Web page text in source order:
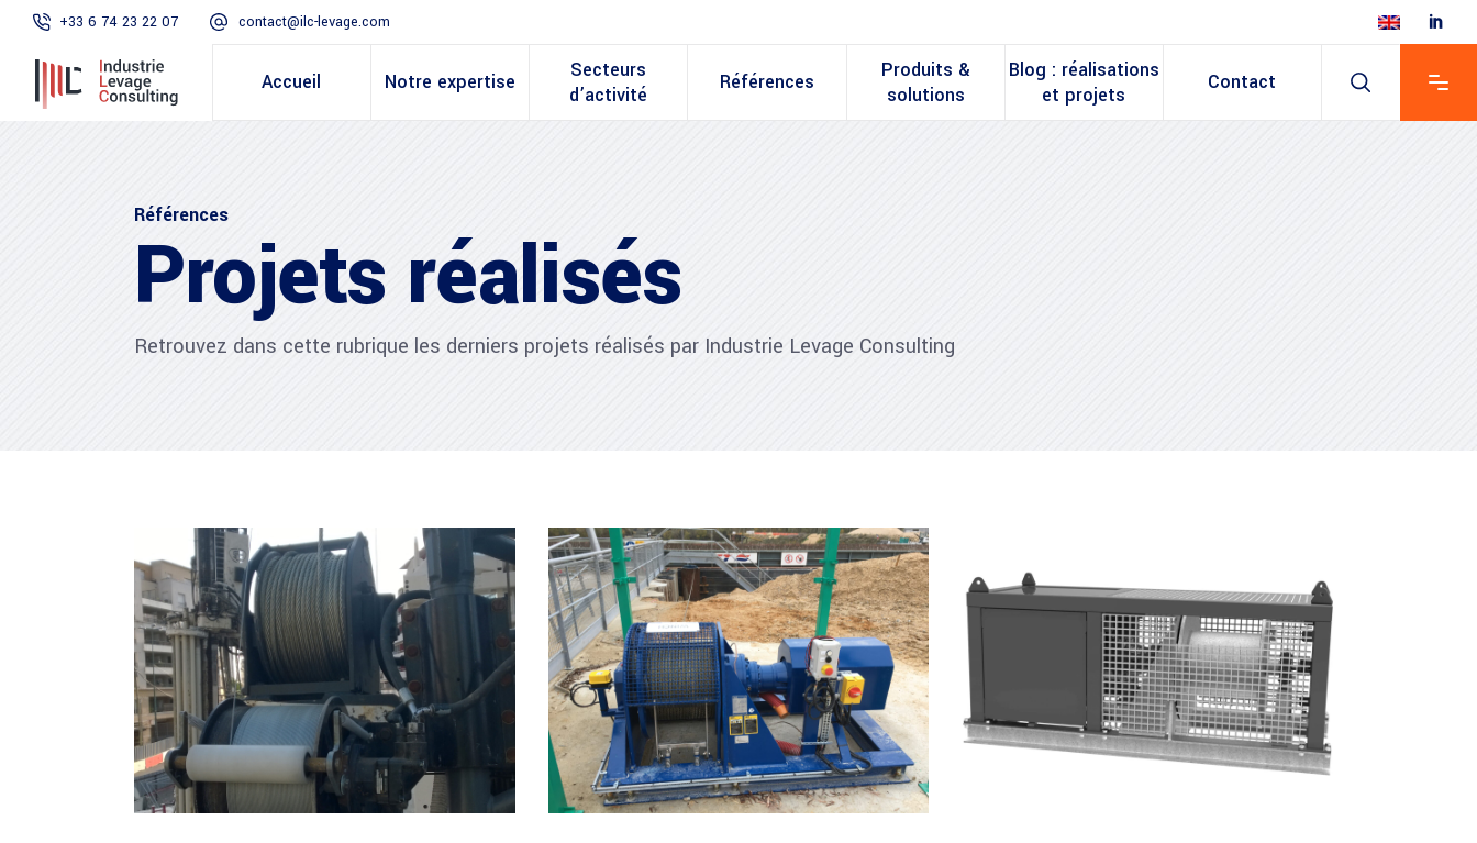
+33 6 74 23 22 07 contact@ilc-levage.com
Accueil Notre expertise
Secteurs
d’activité
Références
Produits &
solutions
Blog : réalisations
et projets
Contact
Références
Projets réalisés
Retrouvez dans cette rubrique les derniers projets réalisés par Industrie Levage Consulting